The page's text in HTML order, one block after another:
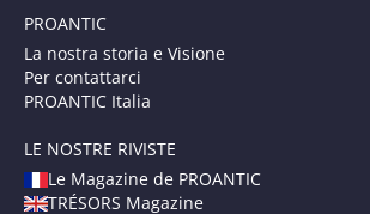
PROANTIC
La nostra storia e Visione
Per contattarci
PROANTIC Italia
LE NOSTRE RIVISTE
Le Magazine de PROANTIC
TRÉSORS Magazine